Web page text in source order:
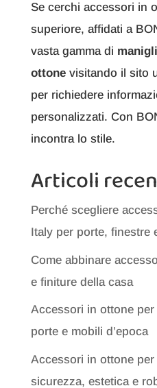
Se cerchi accessori in
superiore, affidati a
vasta gamma di
ottonevisitando il sito
per richiedere
personalizzati. Con
incontra lo stile.
Articoli
Perché scegliere
Italy per porte, finestre
Come abbinare
e finiture della casa
Accessori in ottone
porte e mobili d’epoca
Accessori in ottone
sicurezza, estetica e